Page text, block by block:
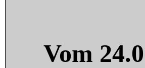
Vom